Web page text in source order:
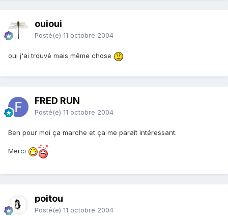
ouioui
Posté(e) 11 octobre 2004
oui j'ai trouvé mais même chose
FRED RUN
Posté(e) 11 octobre 2004
Ben pour moi ça marche et ça me paraît intéressant.
Merci
poitou
Posté(e) 11 octobre 2004